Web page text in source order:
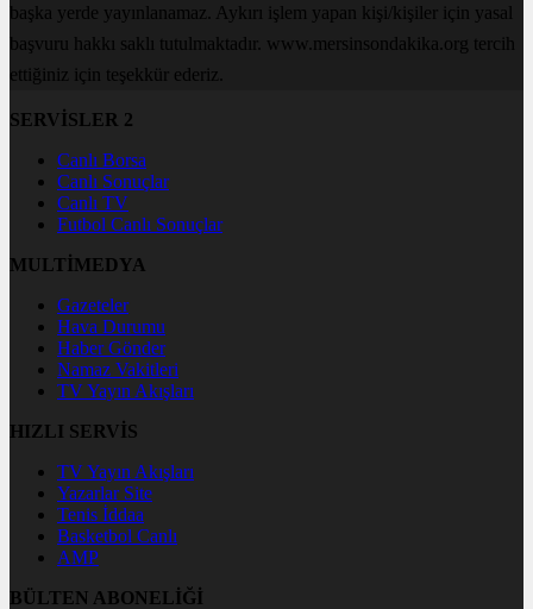
başka yerde yayınlanamaz. Aykırı işlem yapan kişi/kişiler için yasal
başvuru hakkı saklı tutulmaktadır. www.mersinsondakika.org tercih
ettiğiniz için teşekkür ederiz.
SERVİSLER 2
Canlı Borsa
Canlı Sonuçlar
Canlı TV
Futbol Canlı Sonuçlar
MULTİMEDYA
Gazeteler
Hava Durumu
Haber Gönder
Namaz Vakitleri
TV Yayın Akışları
HIZLI SERVİS
TV Yayın Akışları
Yazarlar Site
Tenis İddaa
Basketbol Canlı
AMP
BÜLTEN ABONELİĞİ